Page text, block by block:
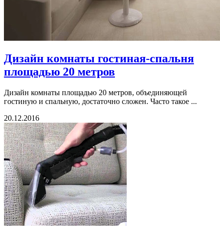
Дизайн комнаты гостиная-спальня
площадью 20 метров
Дизайн комнаты площадью 20 метров, объединяющей
гостиную и спальную, достаточно сложен. Часто такое ...
20.12.2016